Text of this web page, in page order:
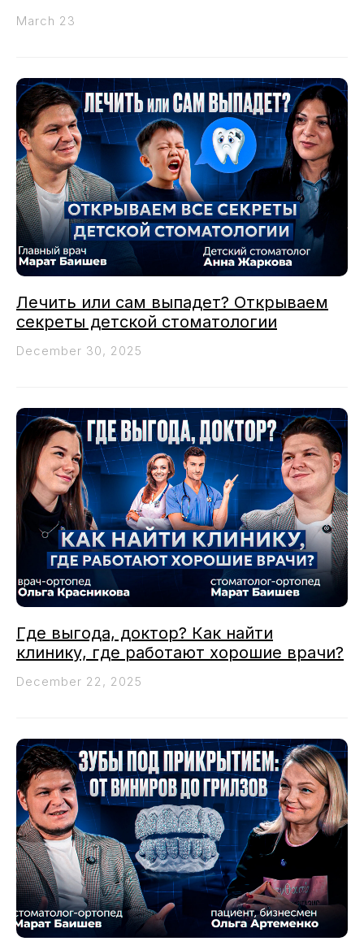
March 23
Лечить или сам выпадет? Открываем
секреты детской стоматологии
December 30, 2025
Где выгода, доктор? Как найти
клинику, где работают хорошие врачи?
December 22, 2025